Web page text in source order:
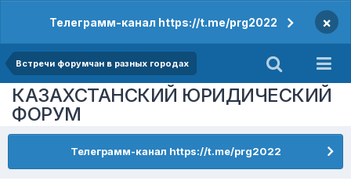
Телеграмм-канал https://t.me/prg2022 ×
Встречи форумчан в разных городах
КАЗАХСТАНСКИЙ ЮРИДИЧЕСКИЙ
ФОРУМ
Телеграмм-канал https://t.me/prg2022